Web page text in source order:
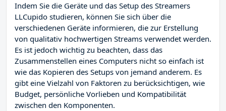
Indem Sie die Geräte und das Setup des Streamers
LLCupido studieren, können Sie sich über die
verschiedenen Geräte informieren, die zur Erstellung
von qualitativ hochwertigen Streams verwendet werden.
Es ist jedoch wichtig zu beachten, dass das
Zusammenstellen eines Computers nicht so einfach ist
wie das Kopieren des Setups von jemand anderem. Es
gibt eine Vielzahl von Faktoren zu berücksichtigen, wie
Budget, persönliche Vorlieben und Kompatibilität
zwischen den Komponenten.